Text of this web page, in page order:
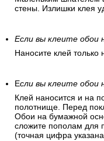
стены. Излишки клея
Если вы клеите обои
Наносите клей только
Если вы клеите обои
Клей наносится и на
полотнище. Перед
Обои на бумажной
сложите пополам для
(точная цифра